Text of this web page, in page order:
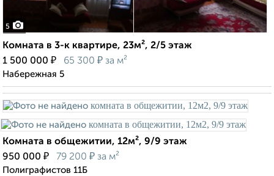
5
Комната в 3-к квартире, 23м², 2/5 этаж
1 500 000 ₽ 65 300 ₽ за м²
Набережная 5
Комната в общежитии, 12м², 9/9 этаж
950 000 ₽ 79 200 ₽ за м²
Полиграфистов 11Б